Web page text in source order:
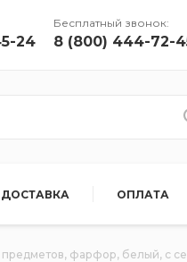
24
Бесплатный звонок:
8 (800) 444-72-
ДОСТАВКА ОПЛАТА
фарфор, белый, с